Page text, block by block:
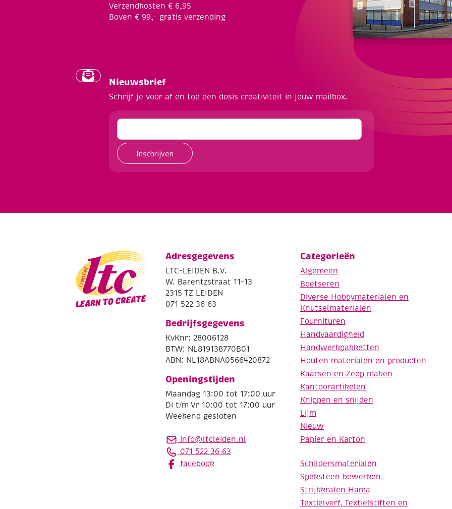
Verzendkosten € 6,95
Boven € 99,- gratis verzending
Nieuwsbrief
Schrijf je voor af en toe een dosis creativiteit in jouw mailbox.
Inschrijven
Adresgegevens
LTC-LEIDEN B.V.
W. Barentzstraat 11-13
2315 TZ LEIDEN
071 522 36 63
Bedrijfsgegevens
KvKnr: 28006128
BTW: NL819138770B01
ABN: NL18ABNA0566420872
Openingstijden
Maandag 13:00 tot 17:00 uur
Di t/m Vr 10:00 tot 17:00 uur
Weekend gesloten
info@ltcleiden.nl
071 522 36 63
facebook
Categorieën
Algemeen
Boetseren
Diverse Hobbymaterialen en
Knutselmaterialen
Fournituren
Handvaardigheid
Handwerkpakketten
Houten materialen en producten
Kaarsen en Zeep maken
Kantoorartikelen
Knippen en snijden
Lijm
Nieuw
Papier en Karton
Schildersmaterialen
Speksteen bewerken
Strijkkralen Hama
Textielverf, Textielstiften en